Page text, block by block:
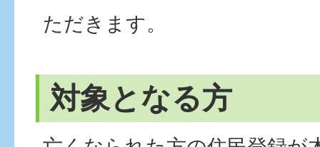
ただきます。
対象となる方